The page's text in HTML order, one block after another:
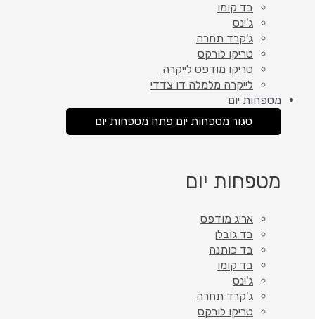
בד קומו
ג'ינס
ג'קרד תחרה
טריקו לורקס
טריקו מודפס לייקרה
לייקרה מלמלה דו צדדי
מטפחות יום
סגור מטפחות יום פתח מטפחות יום
מטפחות יום
אריג מודפס
בד גובלן
בד כותנה
בד קומו
ג'ינס
ג'קרד תחרה
טריקו לורקס